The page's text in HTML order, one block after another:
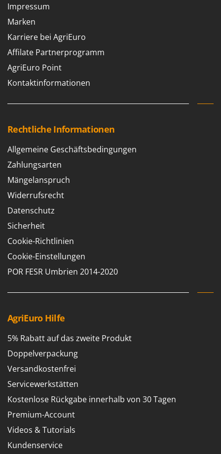
Impressum
Marken
Karriere bei AgriEuro
Affilate Partnerprogramm
AgriEuro Point
Kontaktinformationen
Rechtliche Informationen
Allgemeine Geschäftsbedingungen
Zahlungsarten
Mängelanspruch
Widerrufsrecht
Datenschutz
Sicherheit
Cookie-Richtlinien
Cookie-Einstellungen
POR FESR Umbrien 2014-2020
AgriEuro Hilfe
5% Rabatt auf das zweite Produkt
Doppelverpackung
Versandkostenfrei
Servicewerkstätten
Kostenlose Rückgabe innerhalb von 30 Tagen
Premium-Account
Videos & Tutorials
Kundenservice